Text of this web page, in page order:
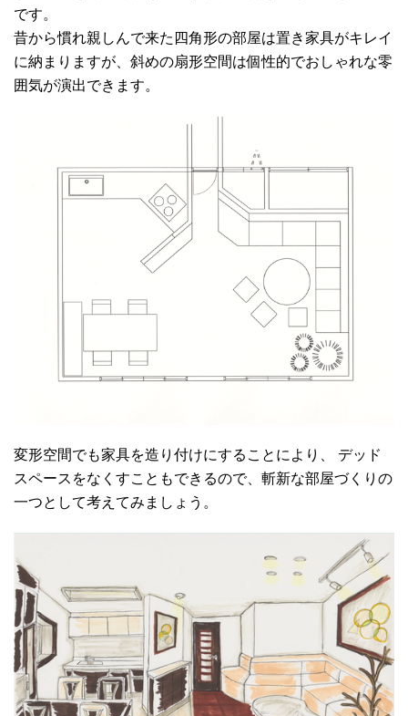
です。
昔から慣れ親しんで来た四角形の部屋は置き家具がキレイ
に納まりますが、斜めの扇形空間は個性的でおしゃれな零
囲気が演出できます。
変形空間でも家具を造り付けにすることにより、 デッド
スペースをなくすこともできるので、斬新な部屋づくりの
一つとして考えてみましょう。